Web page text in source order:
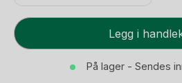
Ullstrømpebukse
Lammi
Legg i
På lager - Sendes